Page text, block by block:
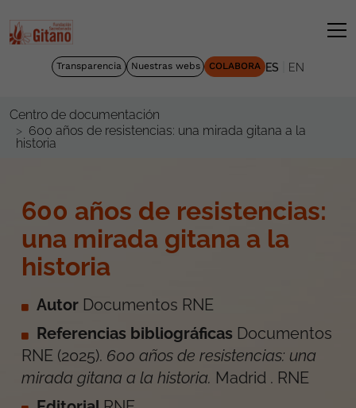
Transparencia Nuestras webs COLABORA ES EN
Centro de documentación
600 años de resistencias: una mirada gitana a la
historia
600 años de resistencias:
una mirada gitana a la
historia
Autor Documentos RNE
Referencias bibliográficas Documentos
RNE (2025). 600 años de resistencias: una
mirada gitana a la historia. Madrid . RNE